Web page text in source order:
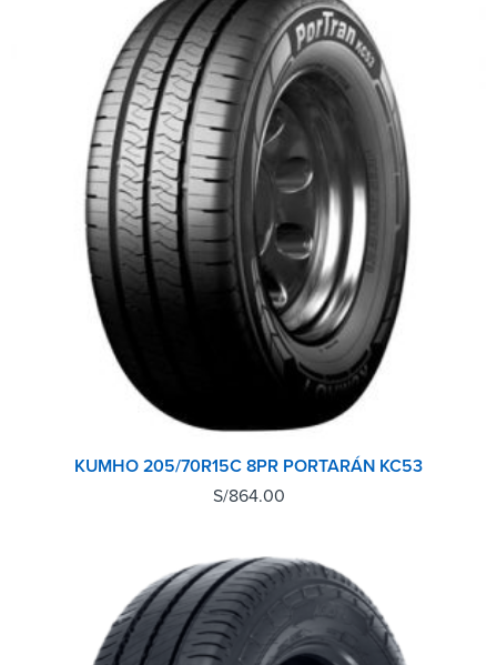
KUMHO 205/70R15C 8PR PORTARÁN KC53
S/864.00